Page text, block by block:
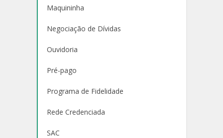
Maquininha
Negociação de Dívidas
Ouvidoria
Pré-pago
Programa de Fidelidade
Rede Credenciada
SAC